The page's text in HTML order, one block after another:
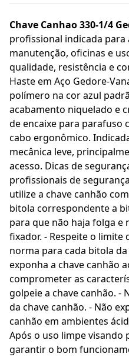
Chave Canhao 330-1/4
profissional indicada para
manutenção, oficinas e
qualidade, resistência e
Haste em Aço Gedore-
polímero na cor azul
acabamento niquelado e
de encaixe para parafuso
cabo ergonômico.
mecânica leve,
acesso. Dicas de
profissionais de
utilize a chave canhão
bitola correspondente a
para que não haja folga e
fixador. - Respeite o
norma para cada bitola
exponha a chave canhão
comprometer as
golpeie a chave canhão. -
da chave canhão. - Não
canhão em ambientes
Após o uso limpe visando
garantir o bom